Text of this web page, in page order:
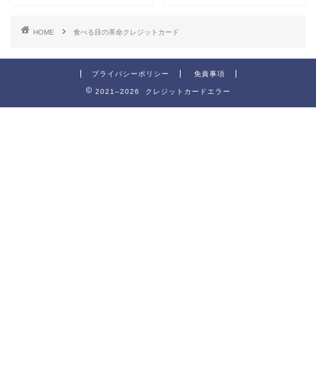
HOME 食べる目の革命クレジットカード
プライバシーポリシー 免責事項
2021–2026 クレジットカードエラー